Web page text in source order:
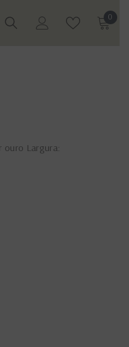
0 0
ouro Largura: